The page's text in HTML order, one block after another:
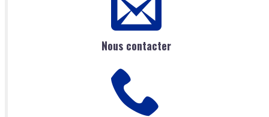
Nous contacter